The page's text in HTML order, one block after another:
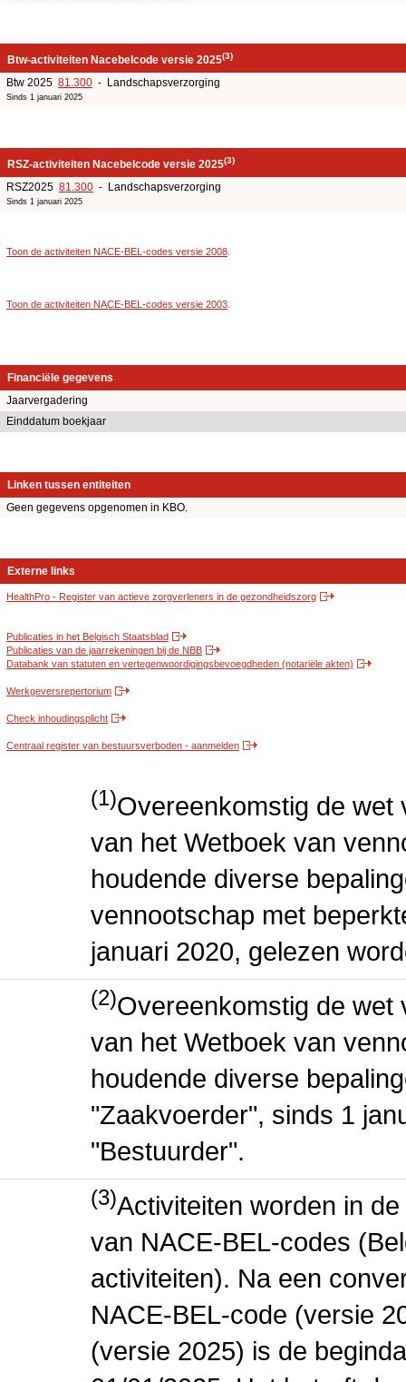
Btw-activiteiten Nacebelcode versie 2025(3)
Btw 2025 81.300 - Landschapsverzorging
Sinds 1 januari 2025
RSZ-activiteiten Nacebelcode versie 2025(3)
RSZ2025 81.300 - Landschapsverzorging
Sinds 1 januari 2025
Toon de activiteiten NACE-BEL-codes versie 2008
Toon de activiteiten NACE-BEL-codes versie 2003
Financiële gegevens
Jaarvergadering
Einddatum boekjaar
Linken tussen entiteiten
Geen gegevens opgenomen in KBO.
Externe links
HealthPro - Register van actieve zorgverleners in de gezondheidszorg
Publicaties in het Belgisch Staatsblad
Publicaties van de jaarrekeningen bij de NBB
Databank van statuten en vertegenwoordigingsbevoegdheden (notariële akten)
Werkgeversrepertorium
Check inhoudingsplicht
Centraal register van bestuursverboden - aanmelden
(1)Overeenkomstig de wet
van het Wetboek van
houdende diverse
vennootschap met
januari 2020, gelezen
(2)Overeenkomstig de wet
van het Wetboek van
houdende diverse
"Zaakvoerder", sinds 1
"Bestuurder".
(3)Activiteiten worden in
van NACE-BEL-codes
activiteiten). Na een
NACE-BEL-code (versie
(versie 2025) is de